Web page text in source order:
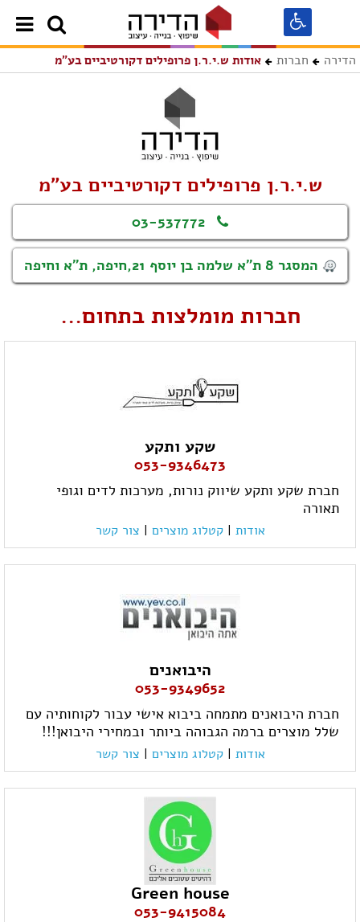
הדירה חברות אודות ש.י.ר.ן פרופילים דקורטיביים בע"מ
ש.י.ר.ן פרופילים דקורטיביים בע"מ
03-537772
המסגר 8 ת"א שלמה בן יוסף 21,חיפה, ת"א וחיפה
חברות מומלצות בתחום...
שקע ותקע
053-9346473
חברת שקע ותקע שיווק נורות, מערכות לדים וגופי
תאורה
אודות | קטלוג מוצרים | צור קשר
היבואנים
053-9349652
חברת היבואנים מתמחה ביבוא אישי עבור לקוחותיה עם
שלל מוצרים ברמה הגבוהה ביותר ובמחירי היבואן!!!
אודות | קטלוג מוצרים | צור קשר
Green house
053-9415084